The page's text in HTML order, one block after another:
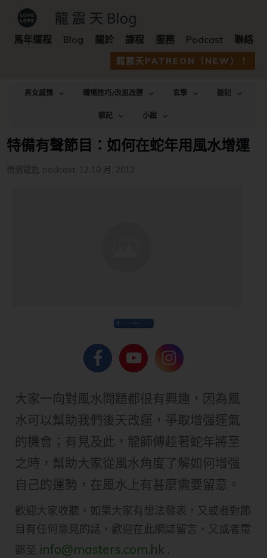
馬年運程 Blog 關於 課程 服務 Podcast 聯絡
龍震天PATREON（NEW）！
男女感情 職場技巧/改思改運 玄學
遊記
雜記
小說
特備有聲節目：如何在蛇年用風水增運
情到龍匙 podcast, 12 10 月, 2012
Share
大家一向對風水問題都很有興趣，因為風
水可以幫助我們後天改運，爭取增强運氣
的機會；有見及此，龍師傅趁著蛇年將至
之時，幫助大家從風水角度了解如何增强
自己的運勢，在風水上有甚麼需要留意。
歡迎大家收聽。如果大家有想法發表，又或者對節
目有任何意見的話，歡迎在此網誌留言，又或者電
郵至 info@masters.com.hk .